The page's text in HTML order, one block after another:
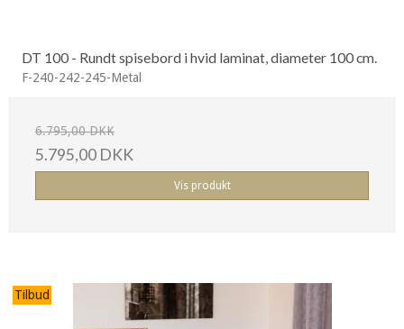
DT 100 - Rundt spisebord i hvid laminat, diameter 100 cm.
F-240-242-245-Metal
6.795,00 DKK
5.795,00 DKK
Vis produkt
Tilbud